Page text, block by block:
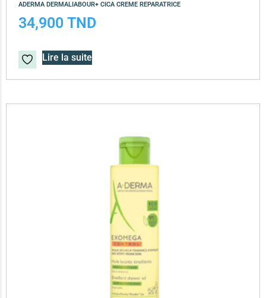
ADERMA DERMALIABOUR+ CICA CREME REPARATRICE
34,900 TND
Lire la suite